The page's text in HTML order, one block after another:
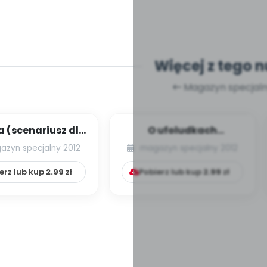
Więcej z tego
Magazyn specjalny
(scenariusz dla
cztero-,
specjalny 2012
lub kup 2.99 zł
O ufoludkach
Pobierz lub kup2.99zł